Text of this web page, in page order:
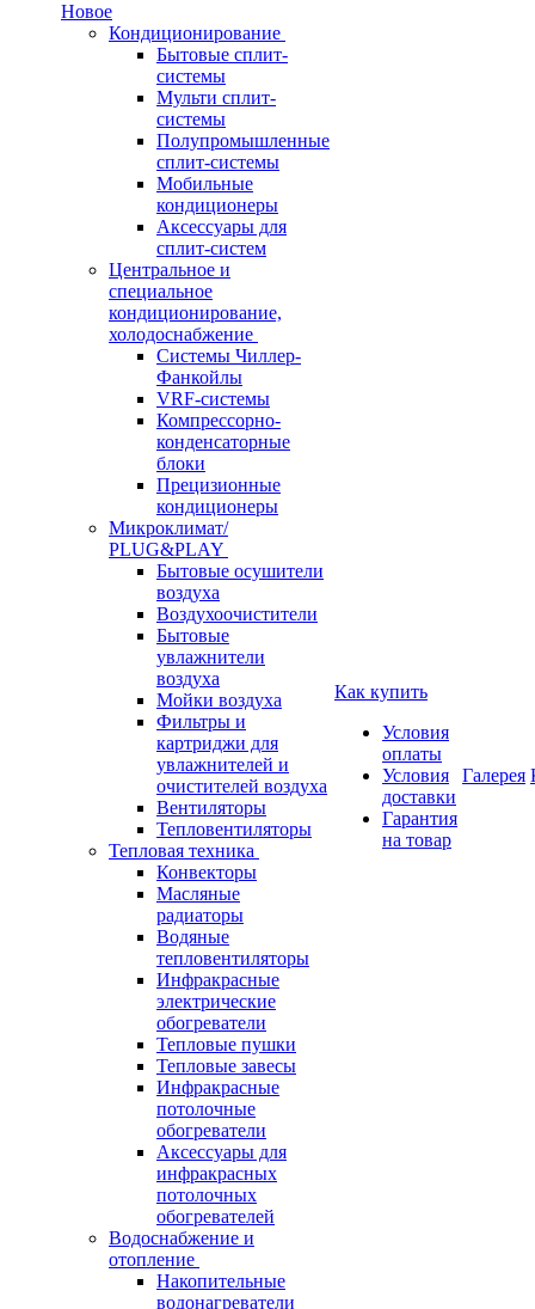
Новое
Кондиционирование
Бытовые сплит-
системы
Мульти сплит-
системы
Полупромышленные
сплит-системы
Мобильные
кондиционеры
Аксессуары для
сплит-систем
Центральное и
специальное
кондиционирование,
холодоснабжение
Системы Чиллер-
Фанкойлы
VRF-системы
Компрессорно-
конденсаторные
блоки
Прецизионные
кондиционеры
Микроклимат/
PLUG&PLAY
Бытовые осушители
воздуха
Воздухоочистители
Бытовые
увлажнители
воздуха
Мойки воздуха
Фильтры и
картриджи для
увлажнителей и
очистителей воздуха
Вентиляторы
Тепловентиляторы
Тепловая техника
Конвекторы
Масляные
радиаторы
Водяные
тепловентиляторы
Инфракрасные
электрические
обогреватели
Тепловые пушки
Тепловые завесы
Инфракрасные
потолочные
обогреватели
Аксессуары для
инфракрасных
потолочных
обогревателей
Водоснабжение и
отопление
Накопительные
водонагреватели
Как купить
Условия
оплаты
Условия
доставки
Гарантия
на товар
Галерея